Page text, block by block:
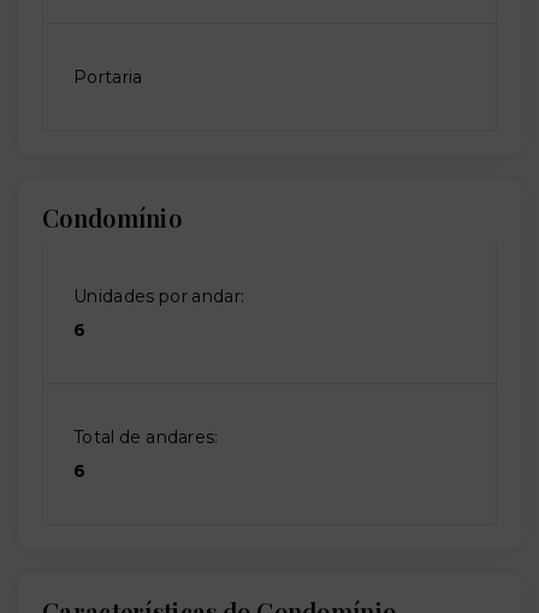
Portaria
Condomínio
Unidades por andar:
6
Total de andares:
6